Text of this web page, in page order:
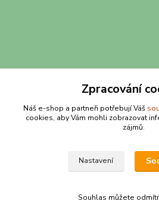
Zpracování
Náš e-shop a partneři potřebují Váš
cookies, aby Vám mohli zobrazovat
zájmů.
Nastavení
Souhlas můžete